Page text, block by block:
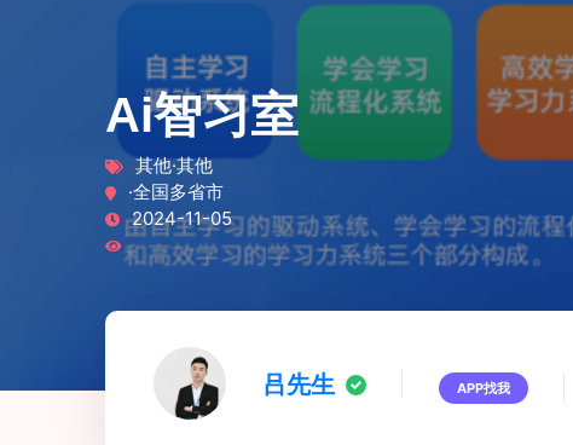
Ai智习室
其他·其他
·全国多省市
2024-11-05
吕先生 APP找我